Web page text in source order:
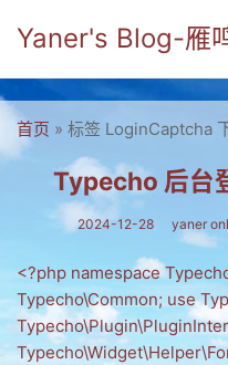
Yaner's Blog-雁
首页 » 标签 LoginCaptcha
Typecho 后台
2024-12-28 yaner
<?php namespace
Typecho\Common; use